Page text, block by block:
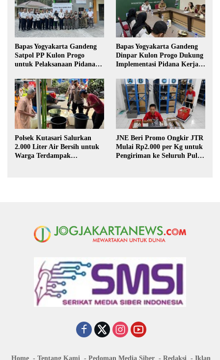
Bapas Yogyakarta Gandeng
Satpol PP Kulon Progo
untuk Pelaksanaan Pidana
Bapas Yogyakarta Gandeng
Dinpar Kulon Progo Dukung
Implementasi Pidana Kerja
Polsek Kutasari Salurkan
2.000 Liter Air Bersih untuk
Warga Terdampak
JNE Beri Promo Ongkir JTR
Mulai Rp2.000 per Kg untuk
Pengiriman ke Seluruh Pulau
Home Tentang Kami Pedoman Media Siber Redaksi Iklan